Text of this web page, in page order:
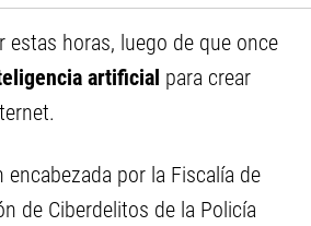
estas horas, luego de que once
artificial para crear
por la Fiscalía de
de Ciberdelitos de la Policía